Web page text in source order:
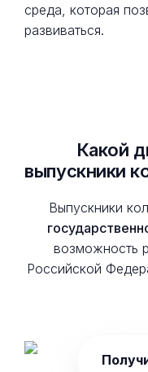
среда, которая
развиваться.
Какой
выпускники
Выпускники
возможность
Российской